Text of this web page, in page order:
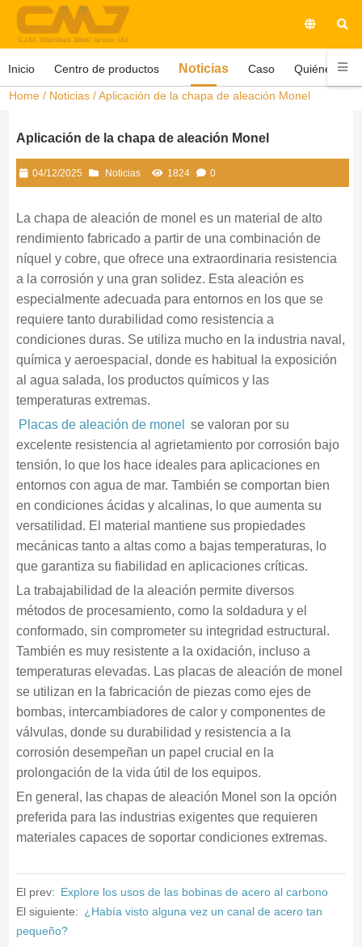
Inicio Centro de productos Noticias Caso Quiénes
Home / Noticias / Aplicación de la chapa de aleación Monel
Aplicación de la chapa de aleación Monel
04/12/2025 Noticias 1824 0
La chapa de aleación de monel es un material de alto
rendimiento fabricado a partir de una combinación de
níquel y cobre, que ofrece una extraordinaria resistencia
a la corrosión y una gran solidez. Esta aleación es
especialmente adecuada para entornos en los que se
requiere tanto durabilidad como resistencia a
condiciones duras. Se utiliza mucho en la industria naval,
química y aeroespacial, donde es habitual la exposición
al agua salada, los productos químicos y las
temperaturas extremas.
Placas de aleación de monel
se valoran por su
excelente resistencia al agrietamiento por corrosión bajo
tensión, lo que los hace ideales para aplicaciones en
entornos con agua de mar. También se comportan bien
en condiciones ácidas y alcalinas, lo que aumenta su
versatilidad. El material mantiene sus propiedades
mecánicas tanto a altas como a bajas temperaturas, lo
que garantiza su fiabilidad en aplicaciones críticas.
La trabajabilidad de la aleación permite diversos
métodos de procesamiento, como la soldadura y el
conformado, sin comprometer su integridad estructural.
También es muy resistente a la oxidación, incluso a
temperaturas elevadas. Las placas de aleación de monel
se utilizan en la fabricación de piezas como ejes de
bombas, intercambiadores de calor y componentes de
válvulas, donde su durabilidad y resistencia a la
corrosión desempeñan un papel crucial en la
prolongación de la vida útil de los equipos.
En general, las chapas de aleación Monel son la opción
preferida para las industrias exigentes que requieren
materiales capaces de soportar condiciones extremas.
El prev: Explore los usos de las bobinas de acero al carbono
El siguiente: ¿Había visto alguna vez un canal de acero tan
pequeño?